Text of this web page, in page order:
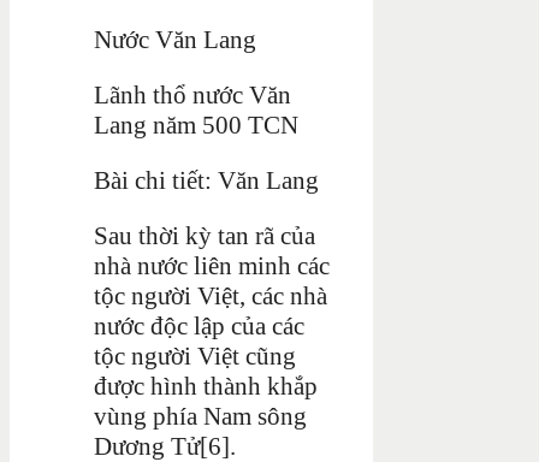
Nước Văn Lang
Lãnh thổ nước Văn
Lang năm 500 TCN
Bài chi tiết: Văn Lang
Sau thời kỳ tan rã của
nhà nước liên minh các
tộc người Việt, các nhà
nước độc lập của các
tộc người Việt cũng
được hình thành khắp
vùng phía Nam sông
Dương Tử[6].